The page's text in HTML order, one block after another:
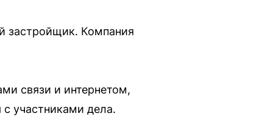
застройщик. Компания
связи и интернетом,
участниками дела.